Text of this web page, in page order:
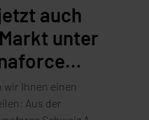
auch
unter
wir Ihnen einen
Aus der